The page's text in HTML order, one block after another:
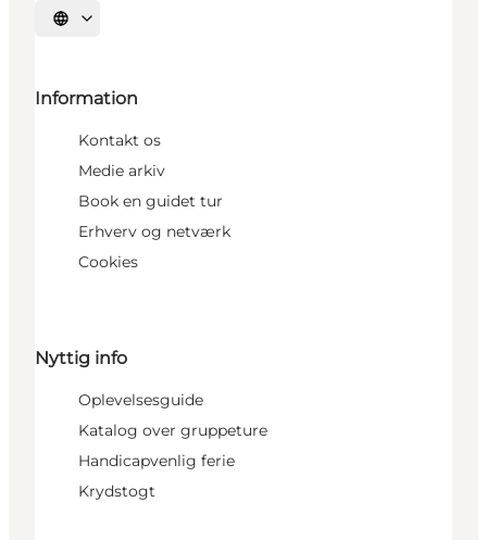
Vælg sprog
Information
Kontakt os
Medie arkiv
Book en guidet tur
Erhverv og netværk
Cookies
Nyttig info
Oplevelsesguide
Katalog over gruppeture
Handicapvenlig ferie
Krydstogt